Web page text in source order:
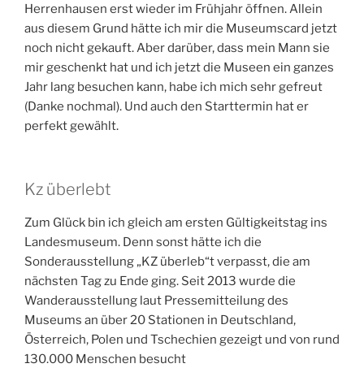
Herrenhausen erst wieder im Frühjahr öffnen. Allein
aus diesem Grund hätte ich mir die Museumscard jetzt
noch nicht gekauft. Aber darüber, dass mein Mann sie
mir geschenkt hat und ich jetzt die Museen ein ganzes
Jahr lang besuchen kann, habe ich mich sehr gefreut
(Danke nochmal). Und auch den Starttermin hat er
perfekt gewählt.
Kz überlebt
Zum Glück bin ich gleich am ersten Gültigkeitstag ins
Landesmuseum. Denn sonst hätte ich die
Sonderausstellung „KZ überleb“t verpasst, die am
nächsten Tag zu Ende ging. Seit 2013 wurde die
Wanderausstellung laut Pressemitteilung des
Museums an über 20 Stationen in Deutschland,
Österreich, Polen und Tschechien gezeigt und von rund
130.000 Menschen besucht